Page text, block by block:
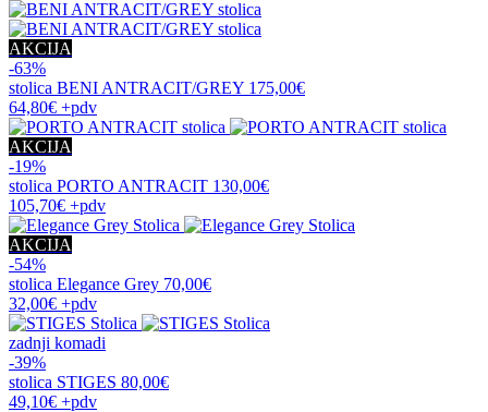
AKCIJA
-63%
stolica BENI ANTRACIT/GREY 175,00€
64,80€ +pdv
AKCIJA
-19%
stolica PORTO ANTRACIT 130,00€
105,70€ +pdv
AKCIJA
-54%
stolica Elegance Grey 70,00€
32,00€ +pdv
zadnji komadi
-39%
stolica STIGES 80,00€
49,10€ +pdv